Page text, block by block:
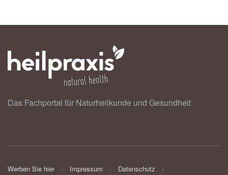
Das Fachportal für Naturheilkunde und Gesundheit
Werben Sie hier Impressum
Datenschutz